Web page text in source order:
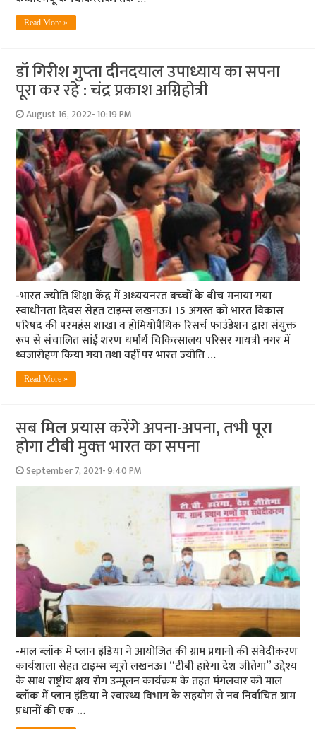
Read More »
डॉ गिरीश गुप्‍ता दीनदयाल उपाध्‍याय का सपना
पूरा कर रहे : चंद्र प्रकाश अग्निहोत्री
August 16, 2022- 10:19 PM
-भारत ज्‍योति शिक्षा केंद्र में अध्‍ययनरत बच्‍चों के बीच मनाया गया
स्‍वाधीनता दिवस सेहत टाइम्‍स लखनऊ। 15 अगस्त को भारत विकास
परिषद की परमहंस शाखा व होमियोपैथिक रिसर्च फाउंडेशन द्वारा संयुक्त
रूप से संचालित सांई शरण धर्मार्थ चिकित्सालय परिसर गायत्री नगर में
ध्वजारोहण किया गया तथा वहीं पर भारत ज्‍योति …
Read More »
सब मिल प्रयास करेंगे अपना-अपना, तभी पूरा
होगा टीबी मुक्‍त भारत का सपना
September 7, 2021- 9:40 PM
-माल ब्‍लॉक में प्‍लान इंडिया ने आयोजित की ग्राम प्रधानों की संवेदीकरण
कार्यशाला सेहत टाइम्‍स ब्‍यूरो लखनऊ। “टीबी हारेगा देश जीतेगा” उद्देश्य
के साथ राष्ट्रीय क्षय रोग उन्मूलन कार्यक्रम के तहत मंगलवार को माल
ब्लॉक में प्लान इंडिया ने स्वास्थ्य विभाग के सहयोग से नव निर्वाचित ग्राम
प्रधानों की एक …